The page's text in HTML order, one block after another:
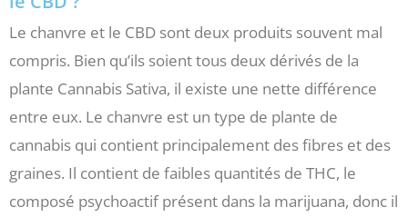
Le chanvre et le CBD sont deux produits souvent mal
compris. Bien qu’ils soient tous deux dérivés de la
plante Cannabis Sativa, il existe une nette différence
entre eux. Le chanvre est un type de plante de
cannabis qui contient principalement des fibres et des
graines. Il contient de faibles quantités de THC, le
composé psychoactif présent dans la marijuana, donc il